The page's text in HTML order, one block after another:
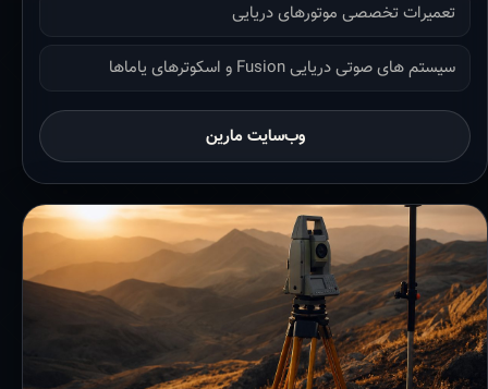
تعمیرات تخصصی موتورهای دریایی
سیستم های صوتی دریایی Fusion و اسکوترهای یاماها
وب‌سایت مارین